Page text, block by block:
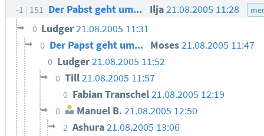
-1 151 Der Pabst geht um... Ilja21.08.2005 11:28
0 Ludger21.08.2005 11:31
0 Der Papst geht um... Moses21.08.2005 11:47
0 Ludger21.08.2005 11:52
0 Till21.08.2005 11:57
0 Fabian Transchel21.08.2005 12:19
0 Manuel B.21.08.2005 12:50
2 Ashura21.08.2005 13:06